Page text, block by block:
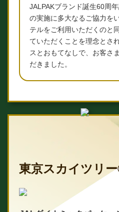
JALPAKブランド誕生60周
の実施に多大なるご協力を
テルをご利用いただくのと
ていただくことを理念とさ
スとおもてなしで、お客さ
だきました。
東京スカイツリ